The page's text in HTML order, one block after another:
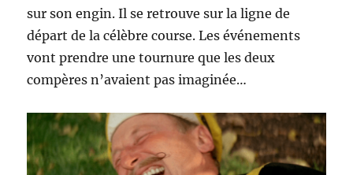
sur son engin. Il se retrouve sur la ligne de
départ de la célèbre course. Les événements
vont prendre une tournure que les deux
compères n’avaient pas imaginée…